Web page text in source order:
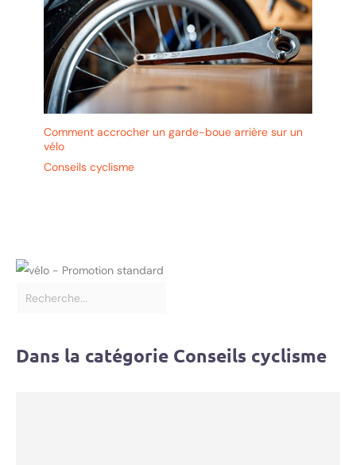
Comment accrocher un garde-boue arrière sur un
vélo
Conseils cyclisme
Dans la catégorie Conseils cyclisme